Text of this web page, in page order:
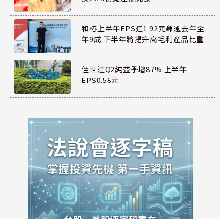
和椿上半年EPS達1.92元賺逾去年全
年9成 下半年將提升高毛利產品比重
佳世達Q2純益季增87% 上半年
EPS0.58元